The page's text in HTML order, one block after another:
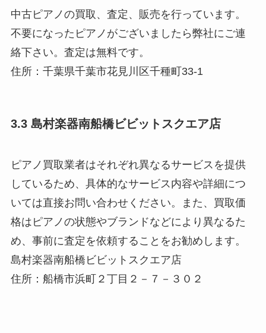
中古ピアノの買取、査定、販売を行っています。
不要になったピアノがございましたら弊社にご連
絡下さい。査定は無料です。
住所：千葉県千葉市花見川区千種町33-1
3.3 島村楽器南船橋ビビットスクエア店
ピアノ買取業者はそれぞれ異なるサービスを提供
しているため、具体的なサービス内容や詳細につ
いては直接お問い合わせください。また、買取価
格はピアノの状態やブランドなどにより異なるた
め、事前に査定を依頼することをお勧めします。
島村楽器南船橋ビビットスクエア店
住所：船橋市浜町２丁目２－７－３０２